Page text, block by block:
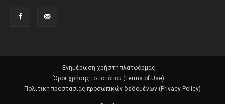
Ενημέρωση χρήστη πλατφόρμας
Όροι χρήσης ιστοτόπου (Terms of Use)
Πολιτική προστασίας προσωπικών δεδομένων (Privacy Policy)